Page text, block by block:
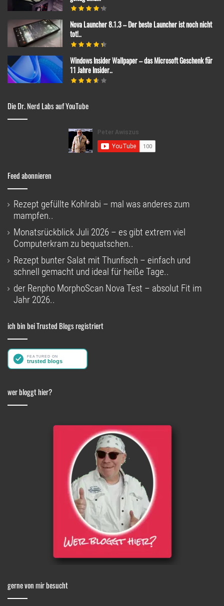
Nova Launcher 8.1.3 – Der beste Launcher ist noch nicht
tot!..
Windows Insider Wallpaper – das Microsoft Geschenk für
11 Jahre Insider..
Die Dr. Nerd Labs auf YouTube
Feed abonnieren
Rezept gefüllte Kohlrabi – mal was anderes zum
mampfen..
Monatsrückblick Juli 2026 – es gibt extrem viel
Computerkram zu bequatschen..
Rezept bunter Salat mit Thunfisch – einfach und
schnell gemacht und ideal für heiße Tage..
der Renpho MorphoScan Nova Test – absolut Fit im
Jahr 2026..
ich bin bei Trusted Blogs registriert
wer bloggt hier?
gerne von mir besucht